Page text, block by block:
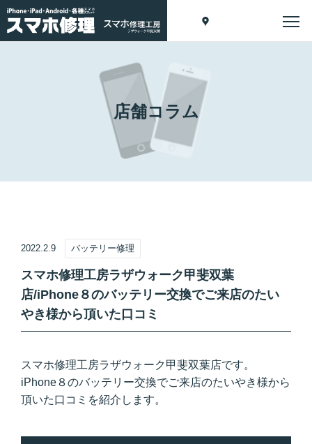
店舗コラム
2022.2.9 バッテリー修理
スマホ修理工房ラザウォーク甲斐双葉
店/iPhone８のバッテリー交換でご来店のたい
やき様から頂いた口コミ
スマホ修理工房ラザウォーク甲斐双葉店です。
iPhone８のバッテリー交換でご来店のたいやき様から
頂いた口コミを紹介します。